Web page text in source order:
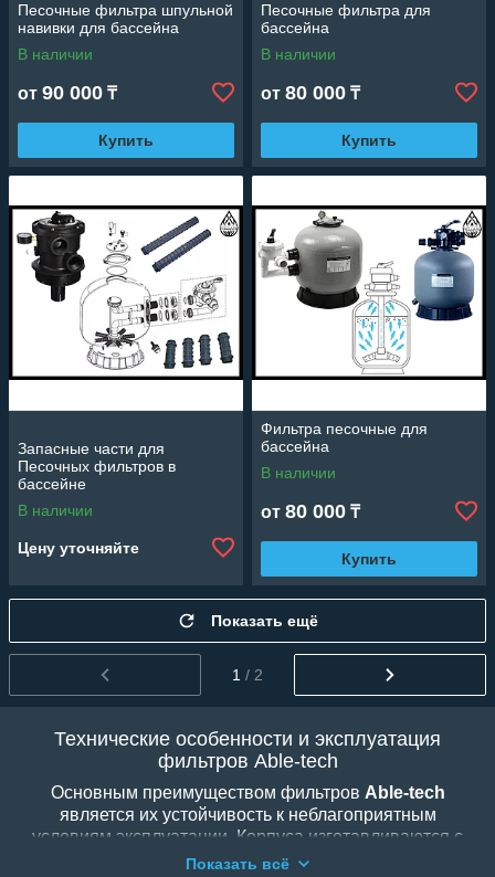
Песочные фильтра шпульной
навивки для бассейна
В наличии
от 90 000 ₸
Купить
Песочные фильтра для
бассейна
В наличии
от 80 000 ₸
Купить
Запасные части для
Песочных фильтров в
бассейне
В наличии
Цену уточняйте
Фильтра песочные для
бассейна
В наличии
от 80 000 ₸
Купить
Показать ещё
1 / 2
Технические особенности и эксплуатация
фильтров Able-tech
Основным преимуществом фильтров Able-tech
является их устойчивость к неблагоприятным
условиям эксплуатации. Корпуса изготавливаются с
учетом повышенных требований к герметичности и
Показать всё